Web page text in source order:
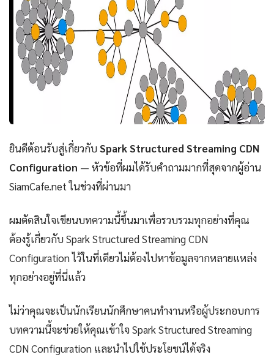
ยินดีต้อนรับสู่เกี่ยวกับSpark Structured Streaming CDN
Configuration — หัวข้อที่ผมได้รับคำถามมากที่สุดจากผู้อ่าน
SiamCafe.net ในช่วงที่ผ่านมา
ผมตัดสินใจเขียนบทความนี้ขึ้นมาเพื่อรวบรวมทุกอย่างที่คุณ
ต้องรู้เกี่ยวกับ Spark Structured Streaming CDN
Configuration ไว้ในที่เดียวไม่ต้องไปหาข้อมูลจากหลายแหล่ง
ทุกอย่างอยู่ที่นี่แล้ว
ไม่ว่าคุณจะเป็นนักเรียนนักศึกษาคนทำงานหรือผู้ประกอบการ
บทความนี้จะช่วยให้คุณเข้าใจ Spark Structured Streaming
CDN Configuration และนำไปใช้ประโยชน์ได้จริง